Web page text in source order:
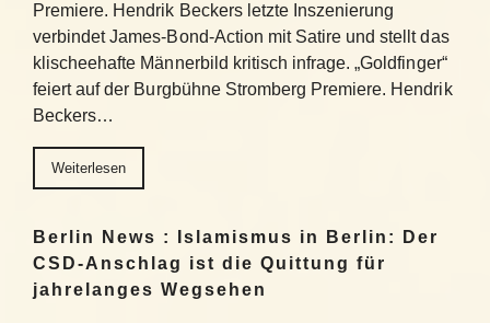
Premiere. Hendrik Beckers letzte Inszenierung
verbindet James-Bond-Action mit Satire und stellt das
klischeehafte Männerbild kritisch infrage. „Goldfinger“
feiert auf der Burgbühne Stromberg Premiere. Hendrik
Beckers…
Weiterlesen
Berlin News : Islamismus in Berlin: Der
CSD-Anschlag ist die Quittung für
jahrelanges Wegsehen